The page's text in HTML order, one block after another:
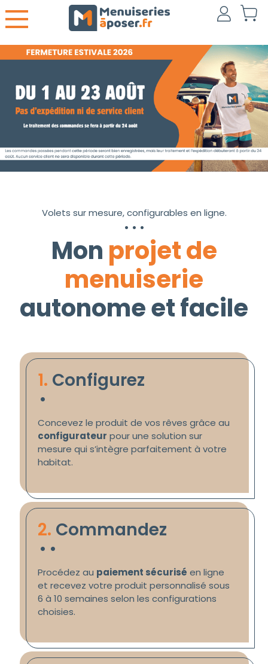
Volets sur mesure, configurables en ligne.
Mon projet de
menuiserie
autonome et facile
1. Configurez
.
Concevez le produit de vos rêves grâce au
configurateur pour une solution sur
mesure qui s’intègre parfaitement à votre
habitat.
2. Commandez
..
Procédez au paiement sécurisé en ligne
et recevez votre produit personnalisé sous
6 à 10 semaines selon les configurations
choisies.